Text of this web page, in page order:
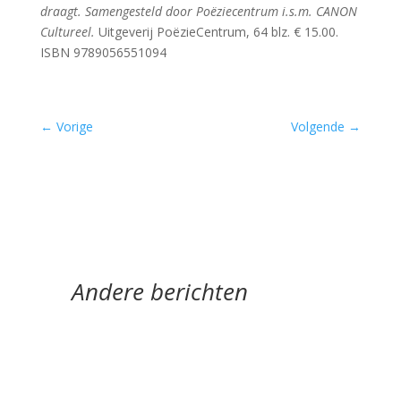
draagt. Samengesteld door Poëziecentrum i.s.m. CANON
Cultureel. Uitgeverij PoëzieCentrum, 64 blz. € 15.00.
ISBN 9789056551094
← Vorige Volgende →
Andere berichten